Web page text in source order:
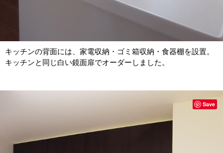
キッチンの背面には、家電収納・ゴミ箱収納・食器棚を設置。
キッチンと同じ白い鏡面扉でオーダーしました。
Save